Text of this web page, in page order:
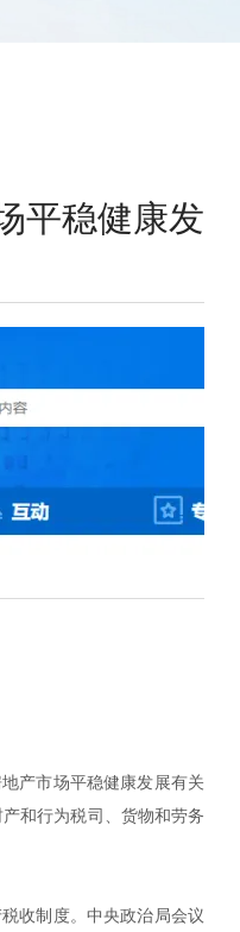
平稳健康发
产市场平稳健康发展有关
和行为税司、货物和劳务
收制度。中央政治局会议